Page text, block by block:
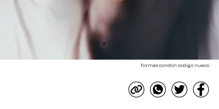
formas condon codigo nuevo